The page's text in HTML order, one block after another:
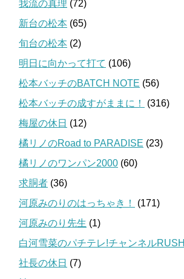
我流の真理 (72)
新台の松本 (65)
旬台の松本 (2)
明日に向かって打て (106)
松本バッチのBATCH NOTE (56)
松本バッチの成すがままに！
(316)
梅屋の休日 (12)
橘リノのRoad to PARADISE (23)
橘リノのワンパン2000 (60)
求胴者 (36)
河原みのりのはっちゃき！
(171)
河原みのり先生 (1)
白河雪菜のパチテレ!チャンネルRUSH
社長の休日 (7)